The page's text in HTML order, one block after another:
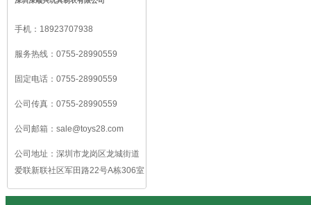
手机： 18923707938
服务热线： 0755-28990559
固定电话： 0755-28990559
公司传真： 0755-28990559
公司邮箱： sale@toys28.com
公司地址： 深圳市龙岗区龙城街道
爱联新联社区军田路22号A栋306室